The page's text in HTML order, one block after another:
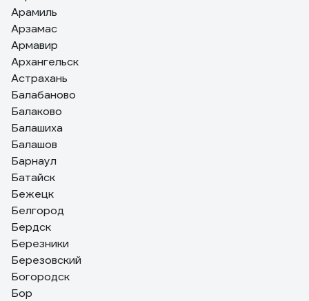
Арамиль
Арзамас
Армавир
Архангельск
Астрахань
Балабаново
Балаково
Балашиха
Балашов
Барнаул
Батайск
Бежецк
Белгород
Бердск
Березники
Березовский
Богородск
Бор